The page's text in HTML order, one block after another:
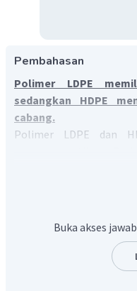
Pembahasan
Polimer LDPE
sedangkan HDPE
cabang.
Polimer LDPE dan
memiliki kerapatan
rantai lurus sedikit
banyak bercabang.
minuman,
kantong plastik.
Buka akses